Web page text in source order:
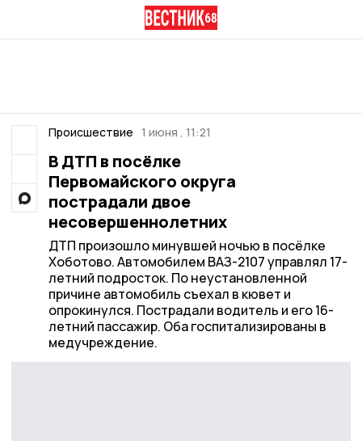
Происшествие 1 июня , 11:21
В ДТП в посёлке
Первомайского округа
пострадали двое
несовершеннолетних
ДТП произошло минувшей ночью в посёлке
Хоботово. Автомобилем ВАЗ-2107 управлял 17-
летний подросток. По неустановленной
причине автомобиль съехал в кювет и
опрокинулся. Пострадали водитель и его 16-
летний пассажир. Оба госпитализированы в
медучреждение.